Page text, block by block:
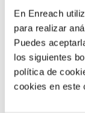
En Enreach
para realizar
Puedes
los siguientes
política de
cookies en este
trucada com
3) Tenir clar
productes i
4) Saber